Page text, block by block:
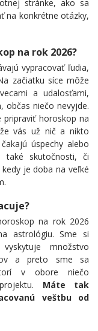
stránke, ako sa
na konkrétne otázky,
na rok 2026?
vypracovať ľudia,
začiatku síce môže
a udalosťami,
občas niečo nevyjde.
horoskop na
vás už nič a nikto
úspechy alebo
skutočnosti, či
je doba na veľké
na rok 2026
astrológiu. Sme si
množstvo
a preto sme sa
v obore niečo
Máte tak
veštbu od